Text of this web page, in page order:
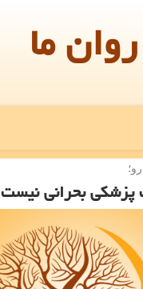
روان ما
بحرانی نیست